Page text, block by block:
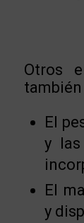
Otros
El
y
El
y